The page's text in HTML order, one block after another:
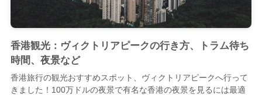
香港観光：ヴィクトリアピークの行き方、トラム待ち
時間、夜景など
香港旅行の観光おすすめスポット、ヴィクトリアピークへ行って
きました！100万ドルの夜景で有名な香港の夜景を見るには最適